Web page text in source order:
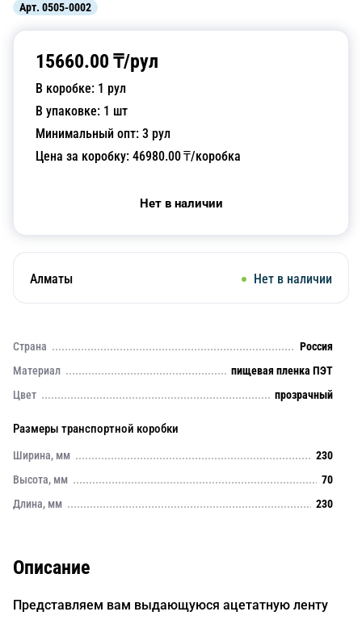
Арт. 0505-0002
15660.00 ₸/рул
В коробке: 1 рул
В упаковке: 1 шт
Минимальный опт: 3 рул
Цена за коробку: 46980.00₸/коробка
Нет в наличии
Алматы Нет в наличии
Страна
Россия
Материал
пищевая пленка ПЭТ
Цвет
прозрачный
Размеры транспортной коробки
Ширина, мм
230
Высота, мм
70
Длина, мм
230
Описание
Представляем вам выдающуюся ацетатную ленту